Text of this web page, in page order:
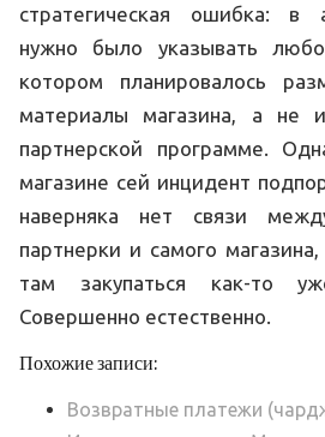
стратегическая ошибка: в
нужно было указывать
котором планировалось
материалы магазина, а не
партнерской программе.
магазине сей инцидент
наверняка нет связи
партнерки и самого
там закупаться как-то
Совершенно естественно.
Похожие записи:
Возвратные платежи